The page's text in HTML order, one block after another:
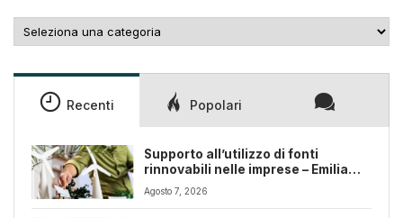
Recenti Popolari
Supporto all’utilizzo di fonti
rinnovabili nelle imprese – Emilia
Romagna
Agosto 7, 2026